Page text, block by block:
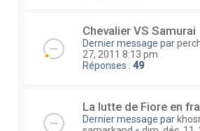
Chevalier VS Samurai
Dernier message par
27, 2011 8:13 pm
Réponses : 49
La lutte de Fiore en
Dernier message par